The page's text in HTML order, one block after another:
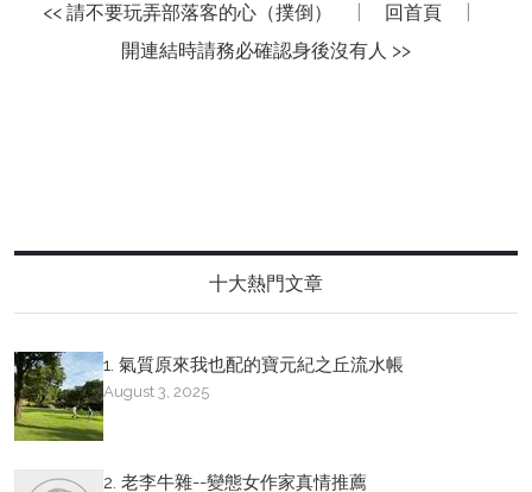
<< 請不要玩弄部落客的心（撲倒） 回首頁
開連結時請務必確認身後沒有人 >>
十大熱門文章
1. 氣質原來我也配的寶元紀之丘流水帳
August 3, 2025
2. 老李牛雜--變態女作家真情推薦